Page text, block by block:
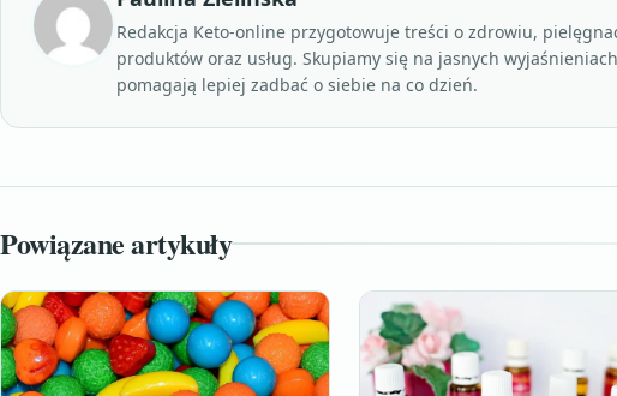
Redakcja Keto-online przygotowuje treści o zdrowiu,
produktów oraz usług. Skupiamy się na jasnych
pomagają lepiej zadbać o siebie na co dzień.
Powiązane artykuły